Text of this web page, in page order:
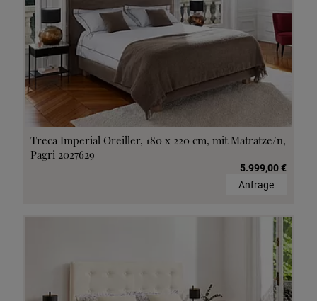
Treca Imperial Oreiller, 180 x 220 cm, mit Matratze/n,
Pagri 2027629
5.999,00 €
Anfrage